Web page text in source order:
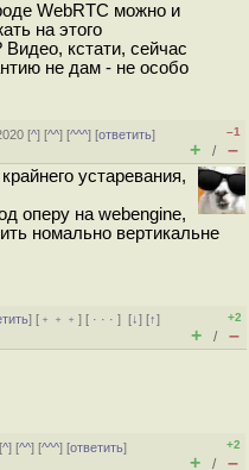
WebRTC можно и
на этого
кстати, сейчас
не дам - не особо
[^] [^^] [^^^] [ответить]
–1
+ / –
устаревания,
оперу на webengine,
номально вертикальне
] [ ﹢﹢﹢] [ · · ·][↓] [↑]
+2
+ / –
^] [^^] [^^^] [ответить]
+2
+ / –